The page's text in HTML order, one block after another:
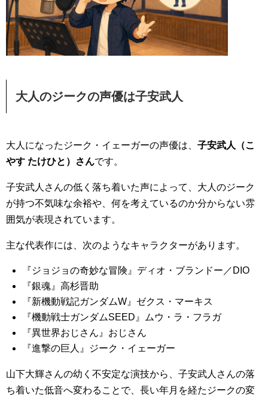
大人のジークの声優は子安武人
大人になったジーク・イェーガーの声優は、 子安武人（こ
やす たけひと）さんです。
子安武人さんの低く落ち着いた声によって、大人のジーク
が持つ不気味な余裕や、何を考えているのか分からない雰
囲気が表現されています。
主な代表作には、次のようなキャラクターがあります。
『ジョジョの奇妙な冒険』ディオ・ブランドー／DIO
『銀魂』高杉晋助
『新機動戦記ガンダムW』ゼクス・マーキス
『機動戦士ガンダムSEED』ムウ・ラ・フラガ
『異世界おじさん』おじさん
『進撃の巨人』ジーク・イェーガー
山下大輝さんの幼く不安定な演技から、子安武人さんの落
ち着いた低音へ変わることで、長い年月を経たジークの変